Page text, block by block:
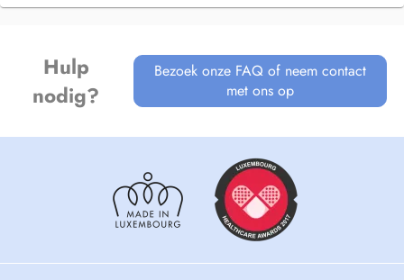
Hulp
nodig?
Bezoek onze FAQ of neem contact
met ons op